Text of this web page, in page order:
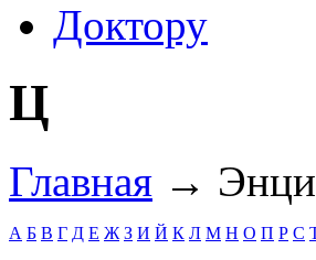
Доктору
Ц
Главная →
А Б В Г Д Е Ж З И Й К Л М Н О П Р С